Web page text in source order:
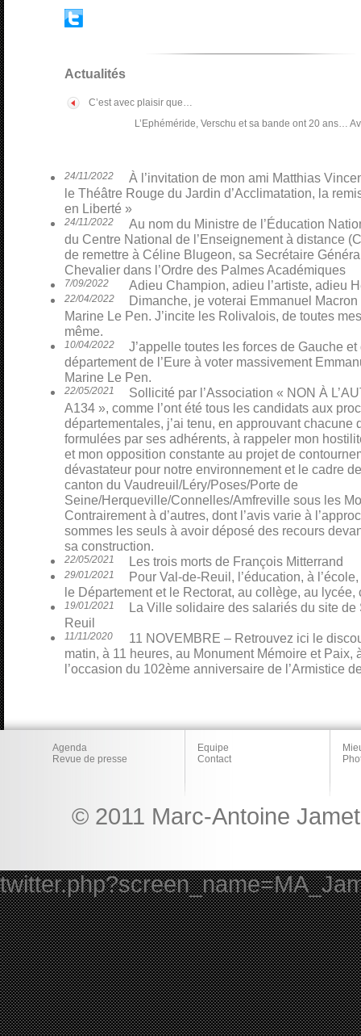
Actualités
C’est avec plaisir que…
L’Ephéméride, Verschu et sa bande ont 20 ans…
24/11/2022
À l’invitation de mon ami Matthias
le Théâtre Rouge du Jardin d’Acclimatation, la
en Liberté »
24/11/2022
Au nom du Ministre de l’Éducation
du Centre National de l’Enseignement à distance
de remettre à Céline Blugeon, sa Secrétaire
Chevalier dans l’Ordre des Palmes Académiques
7/09/2022 Adieu Champion, adieu l’artiste, adieu
22/04/2022
Dimanche, je voterai Emmanuel
Marine Le Pen. J’incite les Rolivalois, de toutes
même.
10/04/2022
J’appelle toutes les forces de Gauche
département de l’Eure à voter massivement
Marine Le Pen.
22/05/2021
Sollicité par l’Association « NON À
A134 », comme l’ont été tous les candidats aux
départementales, j’ai tenu, en approuvant chacune
formulées par ses adhérents, à rappeler mon
et mon opposition constante au projet de
dévastateur pour notre environnement et le cadre
canton du Vaudreuil/Léry/Poses/Porte de
Seine/Herqueville/Connelles/Amfreville sous les
Contrairement à d’autres, dont l’avis varie à
sommes les seuls à avoir déposé des recours
sa construction.
22/05/2021 Les trois morts de François Mitterrand
29/01/2021
Pour Val-de-Reuil, l’éducation, à
le Département et le Rectorat, au collège, au lycée,
19/01/2021
La Ville solidaire des salariés du site de
Reuil
11/11/2020
11 NOVEMBRE – Retrouvez ici le
matin, à 11 heures, au Monument Mémoire et Paix,
l’occasion du 102ème anniversaire de l’Armistice
Agenda
Revue de presse
Equipe
Contact
© 2011 Marc-Antoine